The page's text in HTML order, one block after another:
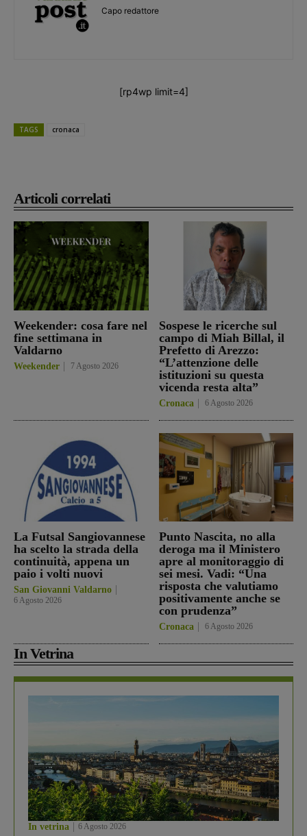
Articoli correlati
Weekender: cosa fare nel
fine settimana in
Valdarno
Weekender 7 Agosto 2026
Sospese le ricerche sul
campo di Miah Billal, il
Prefetto di Arezzo:
“L’attenzione delle
istituzioni su questa
vicenda resta alta”
Cronaca 6 Agosto 2026
La Futsal Sangiovannese
ha scelto la strada della
continuità, appena un
paio i volti nuovi
San Giovanni Valdarno
6 Agosto 2026
Punto Nascita, no alla
deroga ma il Ministero
apre al monitoraggio di
sei mesi. Vadi: “Una
risposta che valutiamo
positivamente anche se
con prudenza”
Cronaca 6 Agosto 2026
In Vetrina
In vetrina 6 Agosto 2026
Capo redattore
[rp4wp limit=4]
TAGS cronaca